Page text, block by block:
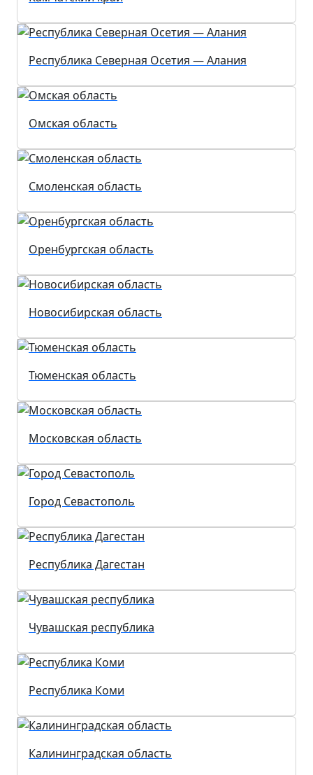
Республика Северная Осетия — Алания
Омская область
Смоленская область
Оренбургская область
Новосибирская область
Тюменская область
Московская область
Город Севастополь
Республика Дагестан
Чувашская республика
Республика Коми
Калининградская область